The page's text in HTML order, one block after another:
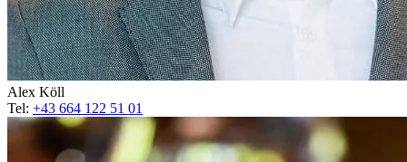
Alex Köll
Tel: +43 664 122 51 01